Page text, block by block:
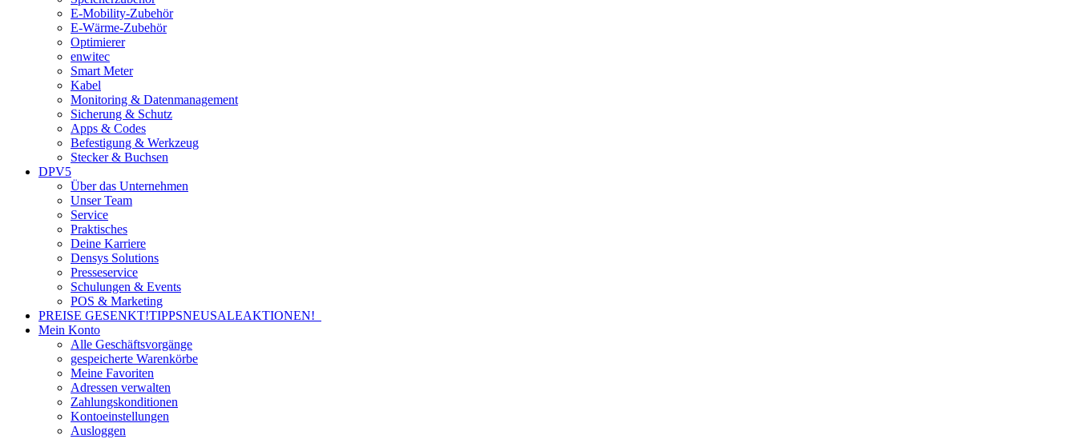
E-Mobility-Zubehör
E-Wärme-Zubehör
Optimierer
enwitec
Smart Meter
Kabel
Monitoring & Datenmanagement
Sicherung & Schutz
Apps & Codes
Befestigung & Werkzeug
Stecker & Buchsen
DPV5
Über das Unternehmen
Unser Team
Service
Praktisches
Deine Karriere
Densys Solutions
Presseservice
Schulungen & Events
POS & Marketing
PREISE GESENKT!TIPPSNEUSALEAKTIONEN!
Mein Konto
Alle Geschäftsvorgänge
gespeicherte Warenkörbe
Meine Favoriten
Adressen verwalten
Zahlungskonditionen
Kontoeinstellungen
Ausloggen